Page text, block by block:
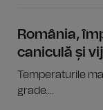
România,
caniculă și
Temperaturile
grade....